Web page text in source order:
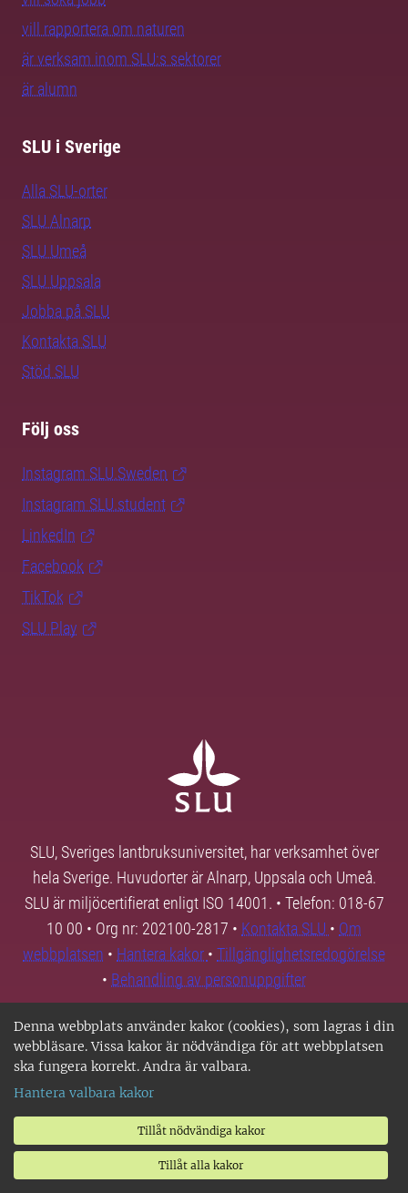
Denna webbplats använder kakor (cookies), som lagras i din
webbläsare. Vissa kakor är nödvändiga för att webbplatsen
ska fungera korrekt. Andra är valbara.
Hantera valbara kakor
Tillåt nödvändiga kakor
Tillåt alla kakor
vill rapportera om naturen
är verksam inom SLU:s sektorer
är alumn
SLU i Sverige
Alla SLU-orter
SLU Alnarp
SLU Umeå
SLU Uppsala
Jobba på SLU
Kontakta SLU
Stöd SLU
Följ oss
Instagram SLU.Sweden
Instagram SLU.student
LinkedIn
Facebook
TikTok
SLU Play
SLU, Sveriges lantbruksuniversitet, har verksamhet över
hela Sverige. Huvudorter är Alnarp, Uppsala och Umeå.
SLU är miljöcertifierat enligt ISO 14001. • Telefon: 018-67
10 00 • Org nr: 202100-2817 • Kontakta SLU • Om
webbplatsen • Hantera kakor • Tillgänglighetsredogörelse
• Behandling av personuppgifter